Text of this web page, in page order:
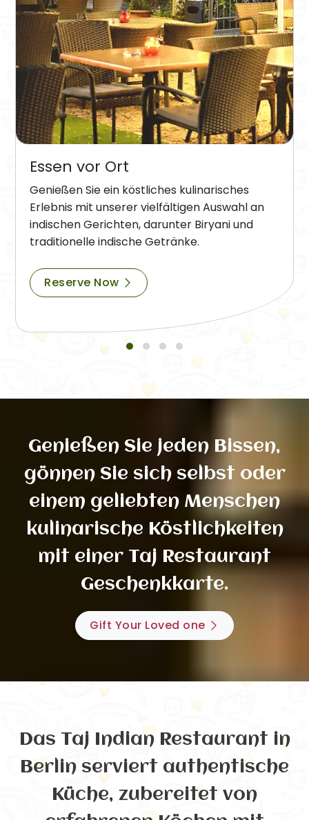
Essen vor Ort
Genießen Sie ein köstliches kulinarisches
Erlebnis mit unserer vielfältigen Auswahl an
indischen Gerichten, darunter Biryani und
traditionelle indische Getränke.
Reserve Now
Genießen Sie jeden Bissen,
gönnen Sie sich selbst oder
einem geliebten Menschen
kulinarische Köstlichkeiten
mit einer Taj Restaurant
Geschenkkarte.
Gift Your Loved one
Das Taj Indian Restaurant in
Berlin serviert authentische
Küche, zubereitet von